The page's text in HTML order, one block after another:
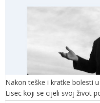
Nakon teške i kratke bolesti
Lisec koji se cijeli svoj život